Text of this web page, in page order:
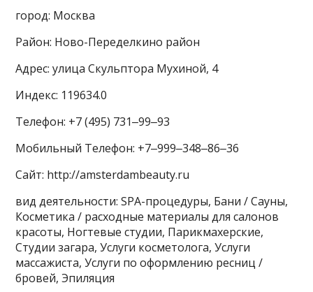
город: Москва
Район: Ново-Переделкино район
Адрес: улица Скульптора Мухиной, 4
Индекс: 119634.0
Телефон: +7 (495) 731‒99‒93
Мобильный Телефон: +7‒999‒348‒86‒36
Сайт: http://amsterdambeauty.ru
вид деятельности: SPA-процедуры, Бани / Сауны,
Косметика / расходные материалы для салонов
красоты, Ногтевые студии, Парикмахерские,
Студии загара, Услуги косметолога, Услуги
массажиста, Услуги по оформлению ресниц /
бровей, Эпиляция